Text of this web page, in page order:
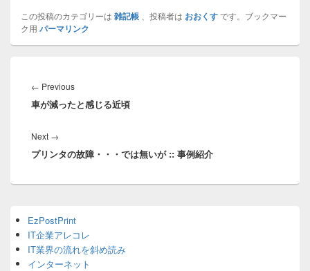
この投稿のカテゴリーは 雑記帳 、投稿者は おおくすです。ブックマー
ク用 パーマリンク
稿
ナ
ゲ
ー
シ
← PreviousPrevious
post:
車が減ったと感じる近頃
Next →
post:
プリンタの故障・・・では無いが :: 事例紹介
Sidebar
Widget
Area
EzPostPrint
IT企業アレコレ
IT業界の流れを斜め読み
インターネット